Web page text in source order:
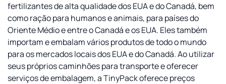
fertilizantes de alta qualidade dos EUA e do Canadá, bem
como ração para humanos e animais, para países do
Oriente Médio e entre o Canadá e os EUA. Eles também
importam e embalam vários produtos de todo o mundo
para os mercados locais dos EUA e do Canadá. Ao utilizar
seus próprios caminhões para transporte e oferecer
serviços de embalagem, a TinyPack oferece preços